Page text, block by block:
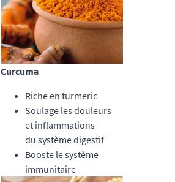
Curcuma
Riche en turmeric
Soulage les douleurs
et inflammations
du système digestif
Booste le système
immunitaire